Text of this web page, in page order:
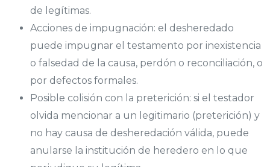
de legítimas.
Acciones de impugnación: el desheredado
puede impugnar el testamento por inexistencia
o falsedad de la causa, perdón o reconciliación, o
por defectos formales.
Posible colisión con la preterición: si el testador
olvida mencionar a un legitimario (preterición) y
no hay causa de desheredación válida, puede
anularse la institución de heredero en lo que